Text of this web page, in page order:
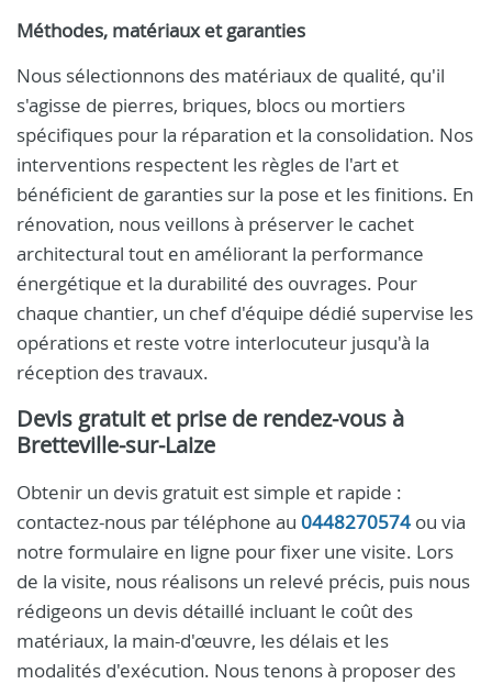
Méthodes, matériaux et garanties
Nous sélectionnons des matériaux de qualité, qu'il
s'agisse de pierres, briques, blocs ou mortiers
spécifiques pour la réparation et la consolidation. Nos
interventions respectent les règles de l'art et
bénéficient de garanties sur la pose et les finitions. En
rénovation, nous veillons à préserver le cachet
architectural tout en améliorant la performance
énergétique et la durabilité des ouvrages. Pour
chaque chantier, un chef d'équipe dédié supervise les
opérations et reste votre interlocuteur jusqu'à la
réception des travaux.
Devis gratuit et prise de rendez-vous à
Bretteville-sur-Laize
Obtenir un devis gratuit est simple et rapide :
contactez-nous par téléphone au 0448270574 ou via
notre formulaire en ligne pour fixer une visite. Lors
de la visite, nous réalisons un relevé précis, puis nous
rédigeons un devis détaillé incluant le coût des
matériaux, la main-d'œuvre, les délais et les
modalités d'exécution. Nous tenons à proposer des